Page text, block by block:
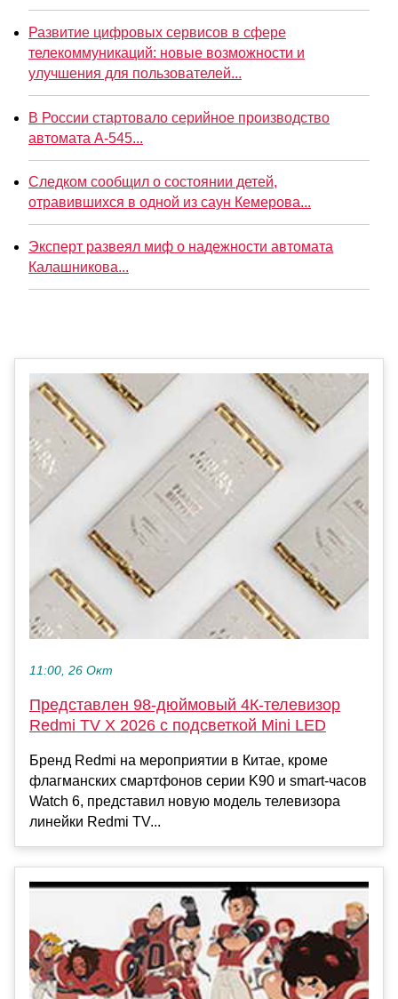
Развитие цифровых сервисов в сфере
телекоммуникаций: новые возможности и
улучшения для пользователей...
В России стартовало серийное производство
автомата А-545...
Следком сообщил о состоянии детей,
отравившихся в одной из саун Кемерова...
Эксперт развеял миф о надежности автомата
Калашникова...
11:00, 26 Окт
Представлен 98-дюймовый 4К-телевизор
Redmi TV X 2026 с подсветкой Mini LED
Бренд Redmi на мероприятии в Китае, кроме
флагманских смартфонов серии K90 и smart-часов
Watch 6, представил новую модель телевизора
линейки Redmi TV...